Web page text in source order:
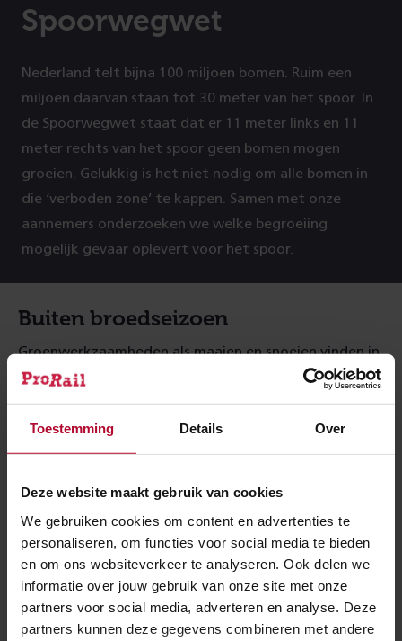
Toestemming Details Over
Deze website maakt gebruik van cookies
We gebruiken cookies om content en advertenties te
personaliseren, om functies voor social media te bieden
en om ons websiteverkeer te analyseren. Ook delen we
informatie over jouw gebruik van onze site met onze
partners voor social media, adverteren en analyse. Deze
partners kunnen deze gegevens combineren met andere
Spoorwegwet
Nederland telt bijna 100 miljoen bomen. Ruim een
miljoen daarvan staan tot 30 meter van het spoor. In
de Spoorwegwet staat dat er 11 meter links en 11
meter rechts van het spoor geen bomen mogen
groeien. Gelukkig is het niet nodig om alle bomen in
die ‘verboden zone’ te kappen. Samen met onze
aannemers onderzoeken we welke begroeiing
mogelijk gevaar oplevert voor het spoor.
Buiten broedseizoen
Groenwerkzaamheden als maaien en snoeien vinden in
principe buiten het broedseizoen van vogels plaats. De
meeste vogelsoorten broeden tussen circa 15 maart
en 15 juli. We zorgen er natuurlijk voor dat we voor
onze groenwerkzaamheden de noodzakelijke
Spoorberm
ProRail beheert daarnaast ruim 3200 hectare
spoorberm. We maaien de berm die vaak begroeid is
met eentonig gras. Om de natuur een handje te